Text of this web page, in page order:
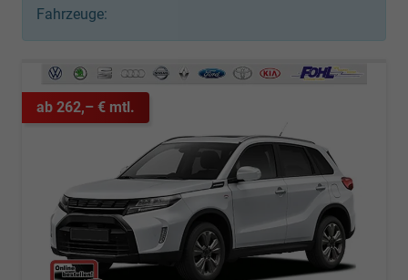
Fahrzeuge:
ab 262,– € mtl.